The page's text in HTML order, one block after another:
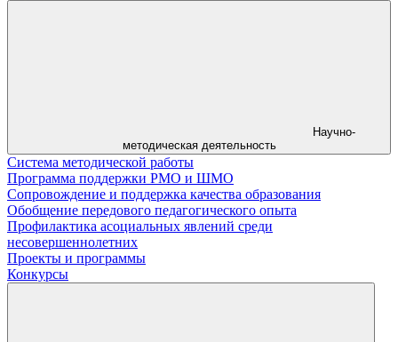
Научно-
методическая деятельность
Система методической работы
Программа поддержки РМО и ШМО
Сопровождение и поддержка качества образования
Обобщение передового педагогического опыта
Профилактика асоциальных явлений среди
несовершеннолетних
Проекты и программы
Конкурсы